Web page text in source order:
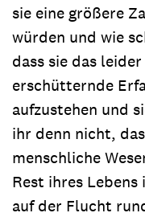
sie eine größere
würden und wie
dass sie das
erschütternde
aufzustehen und
ihr denn nicht,
menschliche
Rest ihres
auf der Flucht